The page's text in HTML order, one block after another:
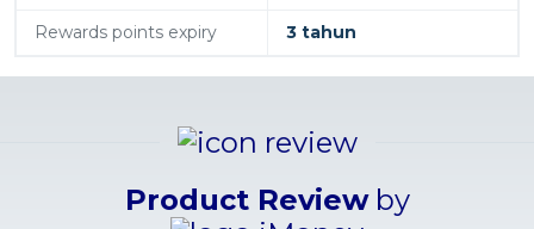
Rewards points expiry 3 tahun
Product Reviewby